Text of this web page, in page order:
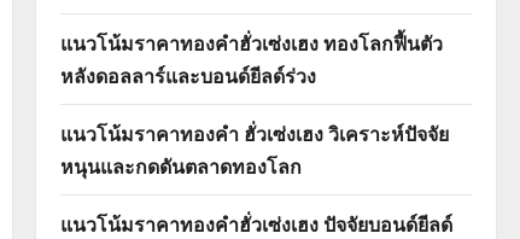
แนวโน้มราคาทองคำฮั่วเซ่งเฮง ทองโลกฟื้นตัว
หลังดอลลาร์และบอนด์ยีลด์ร่วง
แนวโน้มราคาทองคำ ฮั่วเซ่งเฮง วิเคราะห์ปัจจัย
หนุนและกดดันตลาดทองโลก
แนวโน้มราคาทองคำฮั่วเซ่งเฮง ปัจจัยบอนด์ยีลด์